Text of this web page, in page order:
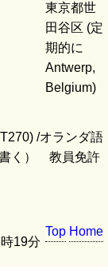
東京都世
田谷区 (定
期的に
Antwerp,
Belgium)
/オランダ語
く） 教員免許
19分
Top Home